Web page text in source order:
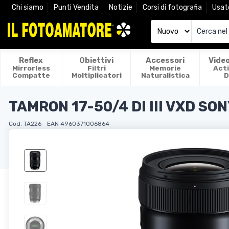
Chi siamo Punti Vendita Notizie Corsi di fotografia
Reflex
Mirrorless
Compatte
Obiettivi
Filtri
Moltiplicatori
Accessori
Memorie
Naturalistica
TAMRON 17-50/4 DI III VXD
Cod. TA226 EAN 4960371006864